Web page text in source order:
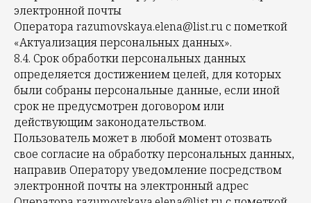
электронной почты
Оператора razumovskaya.elena@list.ru с пометкой
«Актуализация персональных данных».
8.4. Срок обработки персональных данных
определяется достижением целей, для которых
были собраны персональные данные, если иной
срок не предусмотрен договором или
действующим законодательством.
Пользователь может в любой момент отозвать
свое согласие на обработку персональных данных,
направив Оператору уведомление посредством
электронной почты на электронный адрес